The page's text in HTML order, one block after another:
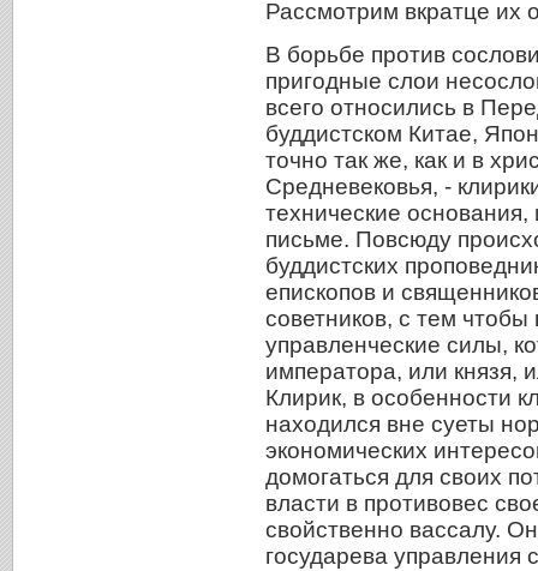
Рассмотрим вкратце их
В борьбе против
пригодные слои
всего относились в
буддистском Китае,
точно так же, как и в
Средневековья, -
технические
письме. Повсюду
буддистских
епископов и
советников, с тем
управленческие силы,
императора, или князя,
Клирик, в особенности
находился вне суеты
экономических
домогаться для своих
власти в противовес
свойственно вассалу.
государева управления